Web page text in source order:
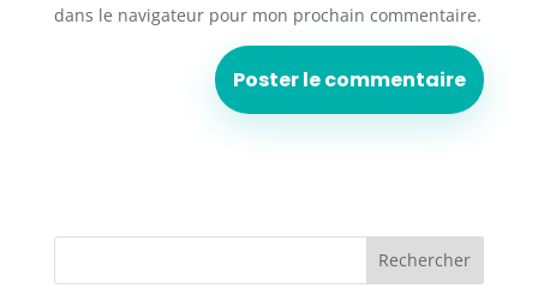
dans le navigateur pour mon prochain commentaire.